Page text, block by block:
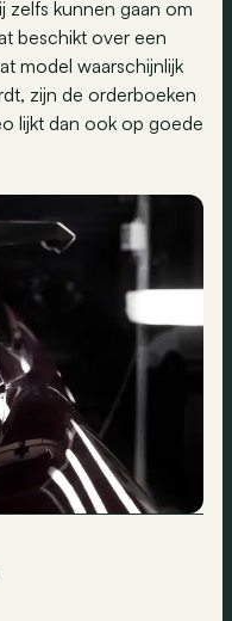
zelfs kunnen gaan om
beschikt over een
model waarschijnlijk
zijn de orderboeken
lijkt dan ook op goede